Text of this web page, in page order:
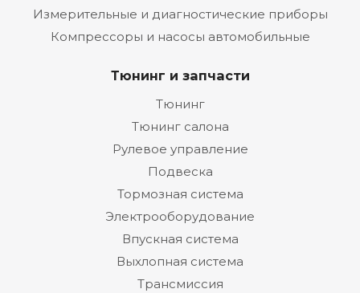
Измерительные и диагностические приборы
Компрессоры и насосы автомобильные
Тюнинг и запчасти
Тюнинг
Тюнинг салона
Рулевое управление
Подвеска
Тормозная система
Электрооборудование
Впускная система
Выхлопная система
Трансмиссия